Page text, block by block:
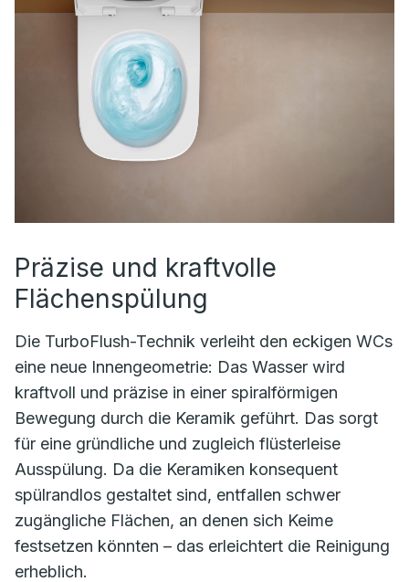
Präzise und kraftvolle
Flächenspülung
Die TurboFlush-Technik verleiht den eckigen WCs
eine neue Innengeometrie: Das Wasser wird
kraftvoll und präzise in einer spiralförmigen
Bewegung durch die Keramik geführt. Das sorgt
für eine gründliche und zugleich flüsterleise
Ausspülung. Da die Keramiken konsequent
spülrandlos gestaltet sind, entfallen schwer
zugängliche Flächen, an denen sich Keime
festsetzen könnten – das erleichtert die Reinigung
erheblich.